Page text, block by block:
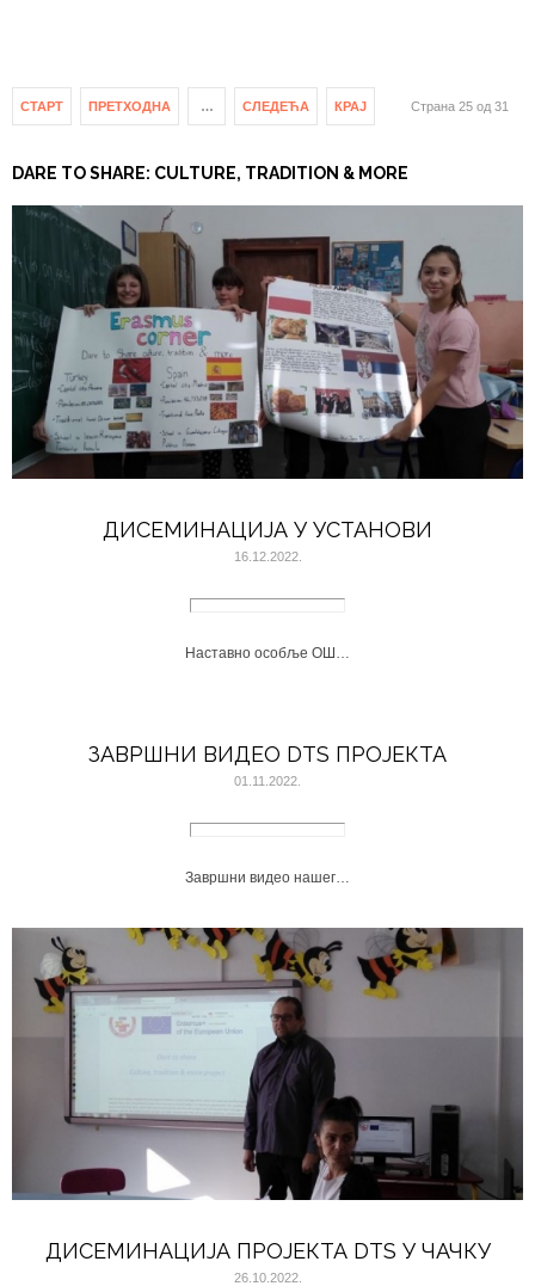
СТАРТ ПРЕТХОДНА … СЛЕДЕЋА КРАЈ Страна 25 од 31
DARE TO SHARE: CULTURE, TRADITION & MORE
ДИСЕМИНАЦИЈА У УСТАНОВИ
16.12.2022.
Наставно особље ОШ…
ЗАВРШНИ ВИДЕО DTS ПРОЈЕКТА
01.11.2022.
Завршни видео нашег…
ДИСЕМИНАЦИЈА ПРОЈЕКТА DTS У ЧАЧКУ
26.10.2022.